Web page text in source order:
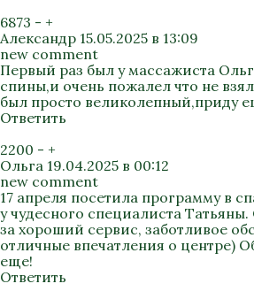
6873 - +
Александр 15.05.2025 в 13:09
new comment
Первый раз был у массажиста
спины,и очень пожалел что не
был просто великолепный,приду
Ответить
2200 - +
Ольга 19.04.2025 в 00:12
new comment
17 апреля посетила программу в
у чудесного специалиста
за хороший сервис, заботливое
отличные впечатления о центре)
еще!
Ответить